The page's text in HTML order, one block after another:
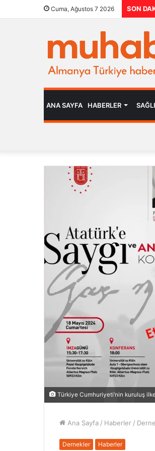
Cuma, Ağustos 7 2026 SON
ANA SAYFA HABERLER
Türkiye Cumhuriyeti’nin kuruluş
Ana Sayfa / Haberler /
Dernekler Haberler